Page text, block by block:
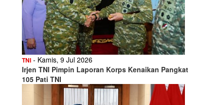
TNI - Kamis, 9 Jul 2026
Irjen TNI Pimpin Laporan Korps Kenaikan Pangkat
105 Pati TNI